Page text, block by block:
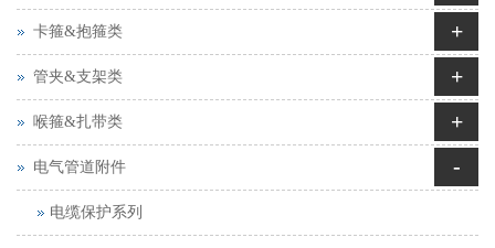
卡箍&抱箍类 +
管夹&支架类 +
喉箍&扎带类 +
电气管道附件 -
电缆保护系列